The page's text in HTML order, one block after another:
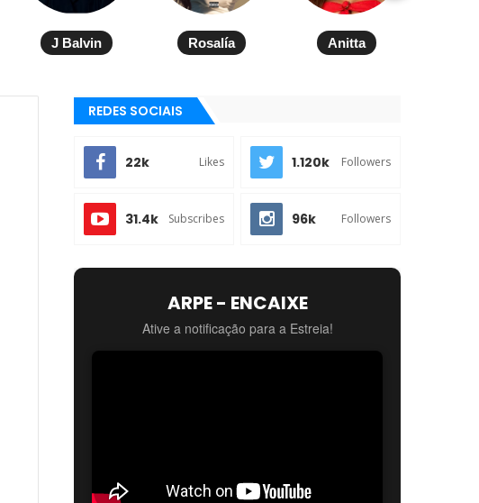
J Balvin Rosalía Anitta
REDES SOCIAIS
22k Likes 1.120k Followers
31.4k Subscribes 96k Followers
ARPE - ENCAIXE
Ative a notificação para a Estreia!